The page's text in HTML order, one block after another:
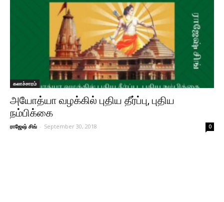
கலாச்சாரம்
அயோத்யா வழக்கில் புதிய தீர்ப்பு, புதிய
நம்பிக்கை
ராஜேஷ் சிங் - September 30, 2018 0